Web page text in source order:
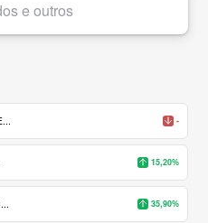
-
15,20%
35,90%